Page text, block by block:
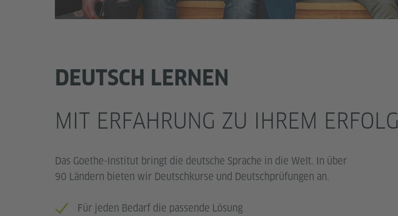
DEUTSCH LERNEN
MIT ERFAHRUNG ZU IHREM ERFOLG
Das Goethe-Institut bringt die deutsche Sprache in die Welt. In über
90 Ländern bieten wir Deutschkurse und Deutschprüfungen an.
Für jeden Bedarf die passende Lösung